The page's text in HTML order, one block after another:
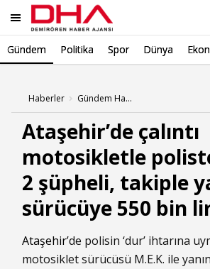
Gündem Politika Spor Dünya
Haberler Gündem Haberleri
Ataşehir’de çalıntı
motosikletle
2 şüpheli, takiple
sürücüye 550 bin
Ataşehir’de polisin ‘dur’ ihtarına
motosiklet sürücüsü M.E.K. ile